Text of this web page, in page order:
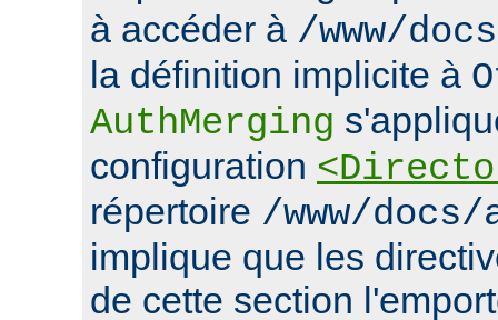
à accéder à /www/
la définition implicite à
AuthMerging
configuration
répertoire /www/docs/
implique que les
de cette section